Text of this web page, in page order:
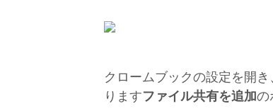
クロームブックの設定を開
りますファイル共有を追加の